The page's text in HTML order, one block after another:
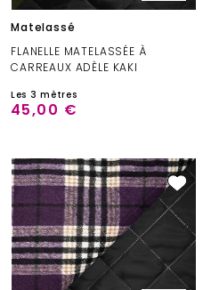
Matelassé
FLANELLE MATELASSÉE À
CARREAUX ADÈLE KAKI
Les 3 mètres
45,00 €